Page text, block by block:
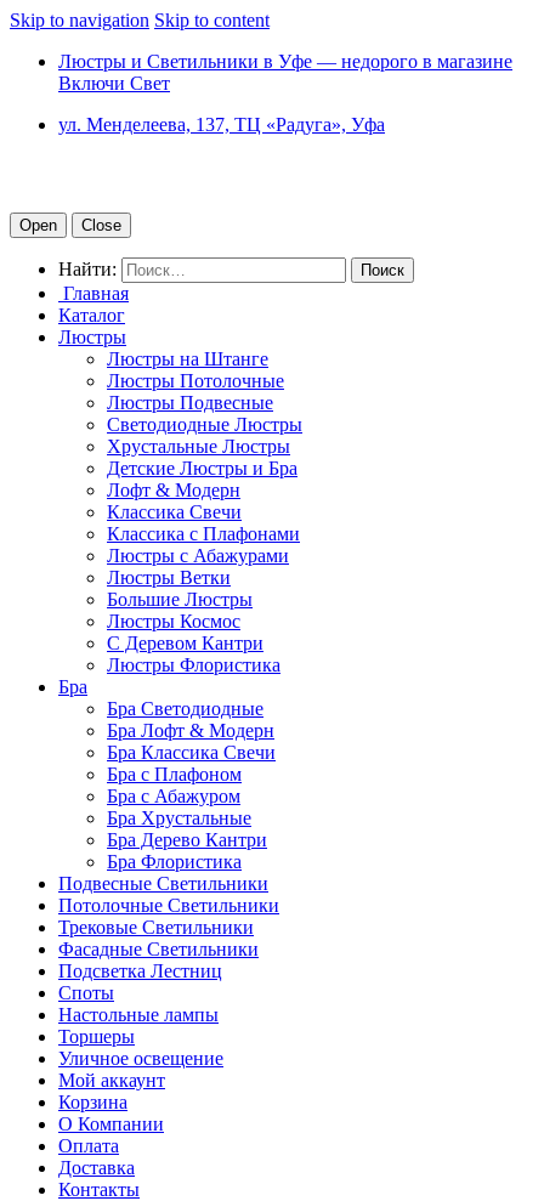
Skip to navigation Skip to content
Люстры и Светильники в Уфе — недорого в магазине
Включи Свет
ул. Менделеева, 137, ТЦ «Радуга», Уфа
Open Close
Найти:
Главная
Каталог
Люстры
Люстры на Штанге
Люстры Потолочные
Люстры Подвесные
Светодиодные Люстры
Хрустальные Люстры
Детские Люстры и Бра
Лофт & Модерн
Классика Свечи
Классика с Плафонами
Люстры с Абажурами
Люстры Ветки
Большие Люстры
Люстры Космос
С Деревом Кантри
Люстры Флористика
Бра
Бра Светодиодные
Бра Лофт & Модерн
Бра Классика Свечи
Бра с Плафоном
Бра с Абажуром
Бра Хрустальные
Бра Дерево Кантри
Бра Флористика
Подвесные Светильники
Потолочные Светильники
Трековые Светильники
Фасадные Светильники
Подсветка Лестниц
Споты
Настольные лампы
Торшеры
Уличное освещение
Мой аккаунт
Корзина
О Компании
Оплата
Доставка
Контакты